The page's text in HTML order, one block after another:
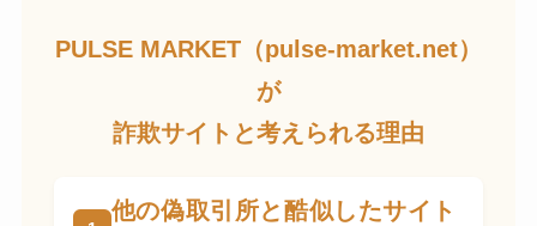
PULSE MARKET（pulse-market.net）
が
詐欺サイトと考えられる理由
他の偽取引所と酷似したサイト